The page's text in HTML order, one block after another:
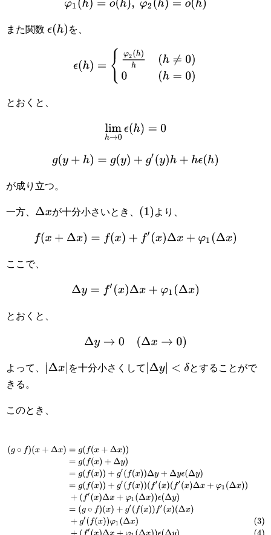
φ 1(h )=o(h), φ2( h)=o (h)
また関数 ϵ(h) を、
φ2 h)h(h 0( 0
とおくと、
limh →0ϵ( h)= 0
g(y +h =g(y) +g (y)h+hϵ h)
が成り立つ。
一方、 Δx が十分小さいとき、 (1 より、
f(x +Δ )=f(x) +f′( x)Δx+φ1(Δ x)
ここで、
Δ y= f′(x) Δx+φ1( Δx
とおくと、
Δy → Δ x→0)
よって、 | Δx| を十分小さくして Δy|< δ
とすることがで
きる。
このとき、